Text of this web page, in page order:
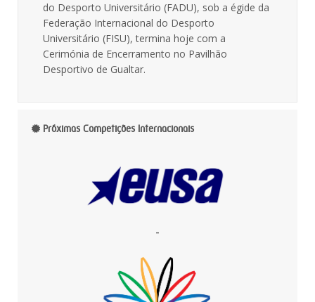
do Desporto Universitário (FADU), sob a égide da
Federação Internacional do Desporto
Universitário (FISU), termina hoje com a
Cerimónia de Encerramento no Pavilhão
Desportivo de Gualtar.
Próximas Competições Internacionais
-